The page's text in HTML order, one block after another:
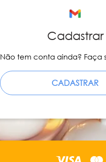
Cadastrar
Não tem conta ainda? Faça
CADASTRAR